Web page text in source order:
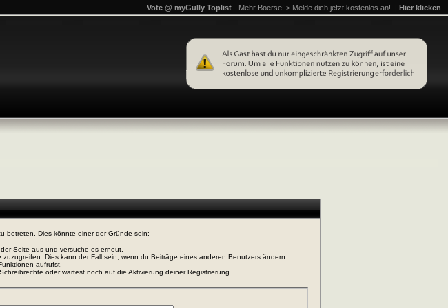
Vote @ myGully Toplist - Mehr Boerse! > Melde dich jetzt kostenlos an! | Hier klicken
betreten. Dies könnte einer der Gründe sein:
Seite aus und versuche es erneut.
Dies kann der Fall sein, wenn du Beiträge eines anderen Benutzers ändern
aufrufst.
oder wartest noch auf die Aktivierung deiner Registrierung.